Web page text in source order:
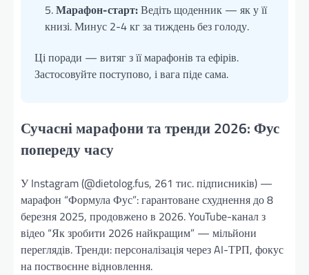
Марафон-старт:Ведіть щоденник — як у її
книзі. Минус 2-4 кг за тиждень без голоду.
Ці поради — витяг з її марафонів та ефірів.
Застосовуйте поступово, і вага піде сама.
Сучасні марафони та тренди 2026: Фус
попереду часу
У Instagram (@dietolog.fus, 261 тис. підписників) —
марафон “Формула Фус”: гарантоване схуднення до 8
березня 2025, продовжено в 2026. YouTube-канал з
відео “Як зробити 2026 найкращим” — мільйони
переглядів. Тренди: персоналізація через AI-ТРП, фокус
на поствоєнне відновлення.